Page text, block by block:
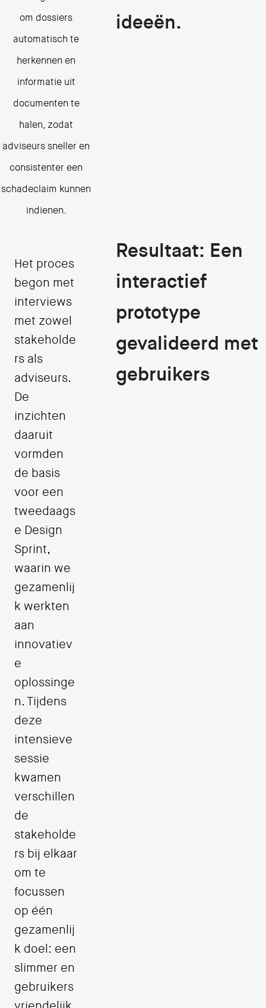
om dossiers
automatisch te
herkennen en
informatie uit
documenten te
halen, zodat
adviseurs sneller en
consistenter een
schadeclaim kunnen
indienen.
ideeën.
Het proces
begon met
interviews
met zowel
stakeholde
rs als
adviseurs.
De
inzichten
daaruit
vormden
de basis
voor een
tweedaags
e Design
Sprint,
waarin we
gezamenlij
k werkten
aan
innovatiev
e
oplossinge
n. Tijdens
deze
intensieve
sessie
kwamen
verschillen
de
stakeholde
rs bij elkaar
om te
focussen
op één
gezamenlij
k doel: een
slimmer en
gebruikers
Resultaat: Een
interactief
prototype
gevalideerd met
gebruikers